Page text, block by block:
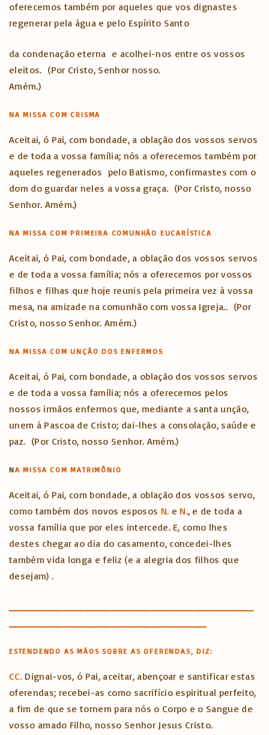
oferecemos também por aqueles que vos dignastes
regenerar pela água e pelo Espírito Santo
da condenação eterna e acolhei-nos entre os vossos
eleitos. (Por Cristo, Senhor nosso.
Amém.)
NA MISSA COM CRISMA
Aceitai, ó Pai, com bondade, a oblação dos vossos servos
e de toda a vossa família; nós a oferecemos também por
aqueles regenerados pelo Batismo, confirmastes com o
dom do guardar neles a vossa graça. (Por Cristo, nosso
Senhor. Amém.)
NA MISSA COM PRIMEIRA COMUNHÃO EUCARÍSTICA
Aceitai, ó Pai, com bondade, a oblação dos vossos servos
e de toda a vossa família; nós a oferecemos por vossos
filhos e filhas que hoje reunis pela primeira vez à vossa
mesa, na amizade na comunhão com vossa Igreja.. (Por
Cristo, nosso Senhor. Amém.)
NA MISSA COM UNÇÃO DOS ENFERMOS
Aceitai, ó Pai, com bondade, a oblação dos vossos servos
e de toda a vossa família; nós a oferecemos pelos
nossos irmãos enfermos que, mediante a santa unção,
unem à Pascoa de Cristo; dai-lhes a consolação, saúde e
paz. (Por Cristo, nosso Senhor. Amém.)
NA MISSA COM MATRIMÔNIO
Aceitai, ó Pai, com bondade, a oblação dos vossos servo,
como também dos novos esposos N. e N., e de toda a
vossa família que por eles intercede. E, como lhes
destes chegar ao dia do casamento, concedei-lhes
também vida longa e feliz (e a alegria dos filhos que
desejam) .
ESTENDENDO AS MÃOS SOBRE AS OFERENDAS, DIZ:
CC.Dignai-vos, ó Pai, aceitar, abençoar e santificar estas
oferendas; recebei-as como sacrifício espiritual perfeito,
a fim de que se tornem para nós o Corpo e o Sangue de
vosso amado Filho, nosso Senhor Jesus Cristo.